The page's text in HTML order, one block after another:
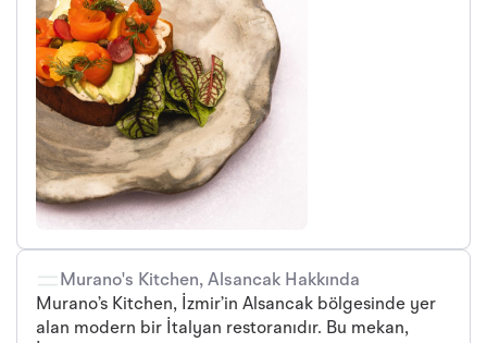
Murano's Kitchen, Alsancak Hakkında
Murano’s Kitchen, İzmir’in Alsancak bölgesinde yer
alan modern bir İtalyan restoranıdır. Bu mekan,